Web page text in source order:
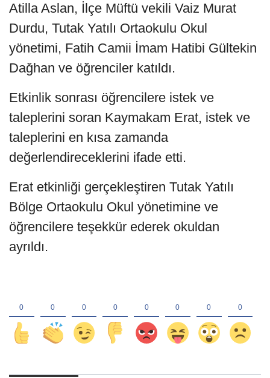
Atilla Aslan, İlçe Müftü vekili Vaiz Murat
Durdu, Tutak Yatılı Ortaokulu Okul
yönetimi, Fatih Camii İmam Hatibi Gültekin
Dağhan ve öğrenciler katıldı.
Etkinlik sonrası öğrencilere istek ve
taleplerini soran Kaymakam Erat, istek ve
taleplerini en kısa zamanda
değerlendireceklerini ifade etti.
Erat etkinliği gerçekleştiren Tutak Yatılı
Bölge Ortaokulu Okul yönetimine ve
öğrencilere teşekkür ederek okuldan
ayrıldı.